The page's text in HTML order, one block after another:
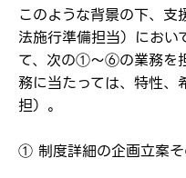
このような背景の下、
法施行準備担当）におい
て、次の①～⑥の業務を
務に当たっては、特性、
担）。
① 制度詳細の企画立案